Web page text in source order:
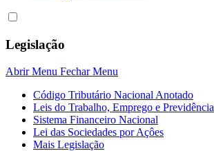
Legislação
Abrir Menu Fechar Menu
Código Tributário Nacional Anotado
Leis do Trabalho, Emprego e Previdência
Sistema Financeiro Nacional
Lei das Sociedades por Açôes
Mais Legislação